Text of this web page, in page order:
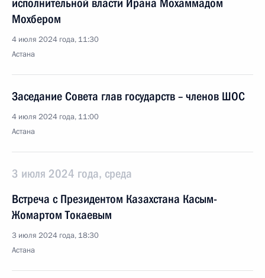
исполнительной власти Ирана Мохаммадом
Мохбером
4 июля 2024 года, 11:30
Астана
Заседание Совета глав государств – членов ШОС
4 июля 2024 года, 11:00
Астана
3 июля 2024 года, среда
Встреча с Президентом Казахстана Касым-
Жомартом Токаевым
3 июля 2024 года, 18:30
Астана